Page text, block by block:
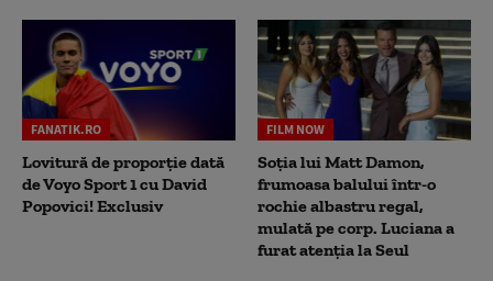
FANATIK.RO
Lovitură de proporție dată
de Voyo Sport 1 cu David
Popovici! Exclusiv
FILM NOW
Soția lui Matt Damon,
frumoasa balului într-o
rochie albastru regal,
mulată pe corp. Luciana a
furat atenția la Seul